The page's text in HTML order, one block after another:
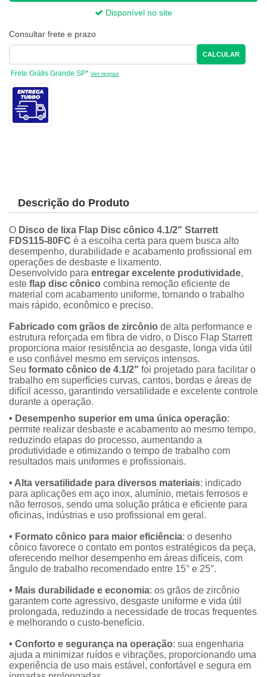
Disponível no site
Consultar frete e prazo
CALCULAR
Frete Grátis Grande SP* Ver regras
Descrição do Produto
O Disco de lixa Flap Disc cônico 4.1/2" Starrett
FDS115-80FC é a escolha certa para quem busca alto
desempenho, durabilidade e acabamento profissional em
operações de desbaste e lixamento.
Desenvolvido para entregar excelente produtividade,
este flap disc cônico combina remoção eficiente de
material com acabamento uniforme, tornando o trabalho
mais rápido, econômico e preciso.
Fabricado com grãos de zircônio de alta performance e
estrutura reforçada em fibra de vidro, o Disco Flap Starrett
proporciona maior resistência ao desgaste, longa vida útil
e uso confiável mesmo em serviços intensos.
Seu formato cônico de 4.1/2" foi projetado para facilitar o
trabalho em superfícies curvas, cantos, bordas e áreas de
difícil acesso, garantindo versatilidade e excelente controle
durante a operação.
• Desempenho superior em uma única operação:
permite realizar desbaste e acabamento ao mesmo tempo,
reduzindo etapas do processo, aumentando a
produtividade e otimizando o tempo de trabalho com
resultados mais uniformes e profissionais.
• Alta versatilidade para diversos materiais: indicado
para aplicações em aço inox, alumínio, metais ferrosos e
não ferrosos, sendo uma solução prática e eficiente para
oficinas, indústrias e uso profissional em geral.
• Formato cônico para maior eficiência: o desenho
cônico favorece o contato em pontos estratégicos da peça,
oferecendo melhor desempenho em áreas difíceis, com
ngulo de trabalho recomendado entre 15° e 25°.
• Mais durabilidade e economia: os grãos de zircônio
garantem corte agressivo, desgaste uniforme e vida útil
prolongada, reduzindo a necessidade de trocas frequentes
e melhorando o custo-benefício.
• Conforto e segurança na operação: sua engenharia
ajuda a minimizar ruídos e vibrações, proporcionando uma
experiência de uso mais estável, confortável e segura em